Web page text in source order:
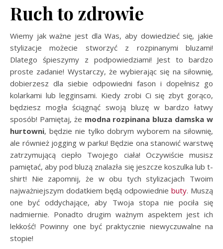
Ruch to zdrowie
Wiemy jak ważne jest dla Was, aby dowiedzieć się, jakie
stylizacje możecie stworzyć z rozpinanymi bluzami!
Dlatego śpieszymy z podpowiedziami! Jest to bardzo
proste zadanie! Wystarczy, że wybierając się na siłownię,
dobierzesz dla siebie odpowiedni fason i dopełnisz go
kolarkami lub legginsami. Kiedy zrobi Ci się zbyt gorąco,
będziesz mogła ściągnąć swoją bluzę w bardzo łatwy
sposób! Pamiętaj, że modna rozpinana bluza damska w
hurtowni, będzie nie tylko dobrym wyborem na siłownię,
ale również jogging w parku! Będzie ona stanowić warstwę
zatrzymującą ciepło Twojego ciała! Oczywiście musisz
pamiętać, aby pod bluzą znalazła się jeszcze koszulka lub t-
shirt! Nie zapomnij, że w obu tych stylizacjach Twoim
najważniejszym dodatkiem będą odpowiednie buty. Muszą
one być oddychające, aby Twoja stopa nie pociła się
nadmiernie. Ponadto drugim ważnym aspektem jest ich
lekkość! Powinny one być praktycznie niewyczuwalne na
stopie!